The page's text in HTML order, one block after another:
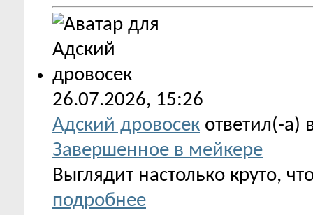
26.07.2026, 15:26
Адский дровосек ответил(-а)
Завершенное в мейкере
Выглядит настолько круто,
подробнее